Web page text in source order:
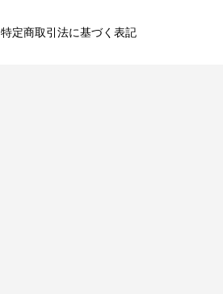
特定商取引法に基づく表記